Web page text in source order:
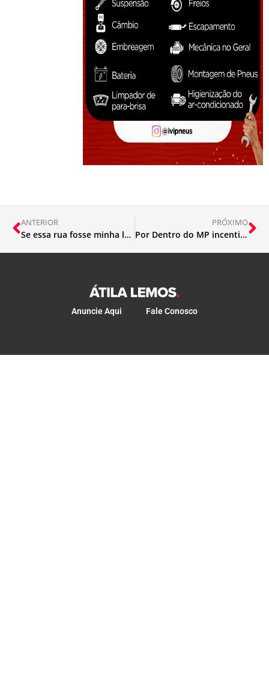
ANTERIOR
Se essa rua fosse minha leva edição do mês das crianças ao Eldorado
PRÓXIMO
Por Dentro do MP incentiva estudantes de Direito a conhecer autocomposição no Compor-MPMG
Anuncie Aqui Fale Conosco